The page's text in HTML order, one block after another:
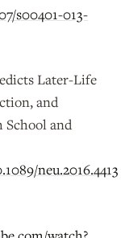
s00401-013-
Later-Life
and
and
neu.2016.4413